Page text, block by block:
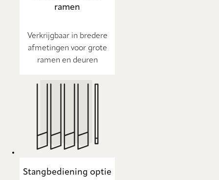
ramen
Verkrijgbaar in bredere
afmetingen voor grote
ramen en deuren
Stangbediening optie